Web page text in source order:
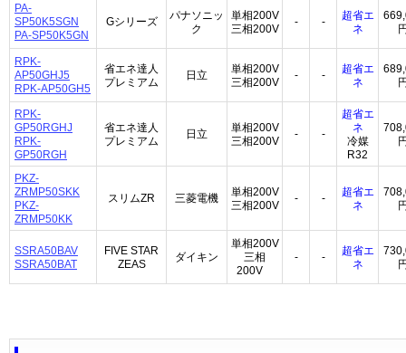
PA-
SP50K5SGN
PA-SP50K5GN
Gシリーズ
パナソニッ
ク
単相200V
三相200V
- -
超省エ
ネ
RPK-
AP50GHJ5
RPK-AP50GH5
省エネ達人
プレミアム
日立
単相200V
三相200V
- -
超省エ
ネ
RPK-
GP50RGHJ
RPK-
GP50RGH
省エネ達人
プレミアム
日立
単相200V
三相200V
- -
超省エ
ネ
冷媒
R32
PKZ-
ZRMP50SKK
PKZ-
ZRMP50KK
スリムZR 三菱電機
単相200V
三相200V
- -
超省エ
ネ
SSRA50BAV
SSRA50BAT
FIVE STAR
ZEAS
ダイキン
単相200V
三相
200V
- -
超省エ
ネ